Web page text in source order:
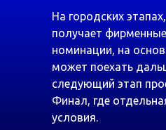
На городских
получает
номинации, на
может поехать
следующий этап
Финал, где
условия.